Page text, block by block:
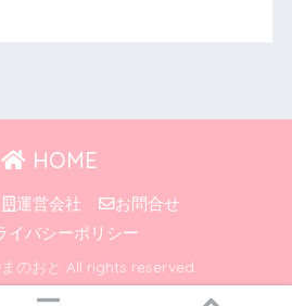
HOME
運営会社
お問合せ
イバシーポリシー
のおと All rights reserved.